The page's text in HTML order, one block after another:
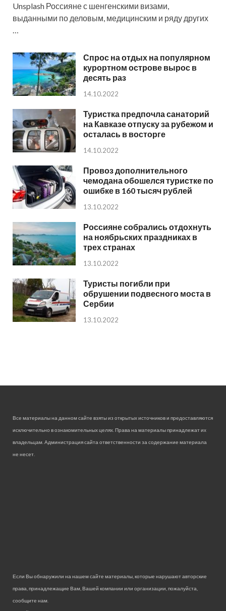
Unsplash Россияне с шенгенскими визами,
выданными по деловым, медицинским и ряду других
…
Спрос на отдых на популярном
курортном острове вырос в
десять раз
14.10.2022
Туристка предпочла санаторий
на Кавказе отпуску за рубежом и
осталась в восторге
14.10.2022
Провоз дополнительного
чемодана обошелся туристке по
ошибке в 160 тысяч рублей
13.10.2022
Россияне собрались отдохнуть
на ноябрьских праздниках в
трех странах
13.10.2022
Туристы погибли при
обрушении подвесного моста в
Сербии
13.10.2022
Все материалы на данном сайте взяты из открытых источников и предоставляются
исключительно в ознакомительных целях. Права на материалы принадлежат их
владельцам. Администрация сайта ответственности за содержание материала
не несет.
Если Вы обнаружили на нашем сайте материалы, которые нарушают авторские
права, принадлежащие Вам, Вашей компании или организации, пожалуйста,
сообщите нам.